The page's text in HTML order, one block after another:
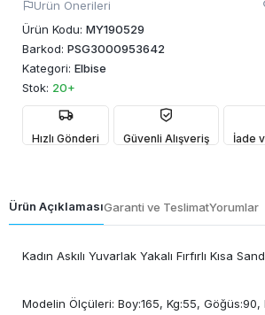
Ürün Önerileri
Ürün Kodu: MY190529
Barkod: PSG3000953642
Kategori: Elbise
Stok: 20+
Hızlı Gönderi Güvenli Alışveriş İade
Ürün AçıklamasıGaranti ve TeslimatYorumlar
Kadın Askılı Yuvarlak Yakalı Fırfırlı Kısa
Modelin Ölçüleri: Boy:165, Kg:55, Göğüs:90,